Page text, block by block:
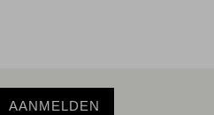
AANMELDEN